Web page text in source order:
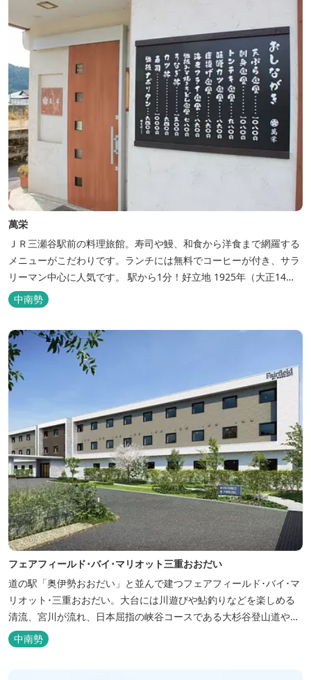
萬栄
ＪＲ三瀬谷駅前の料理旅館。寿司や鰻、和食から洋食まで網羅する
メニューがこだわりです。ランチには無料でコーヒーが付き、サラ
リーマン中心に人気です。 駅から1分！好立地 1925年（大正14
年）に開業した歴史ある旅館。JR三瀬谷駅から徒歩一分と好立地の
場所にあり、大変便利です。 部屋数は11室、大広間が2部屋。少人
品数...
中南勢
フェアフィールド･バイ･マリオット三重おおだい
道の駅「奥伊勢おおだい」と並んで建つフェアフィールド･バイ･マ
リオット･三重おおだい。大台には川遊びや鮎釣りなどを楽しめる
清流、宮川が流れ、日本屈指の峡谷コースである大杉谷登山道や、
登山初心者から楽しめる総門山など、表情豊かな山々が連なりま
す。 日本の滝百選に選ばれている七ッ釜滝など、大自然が作り出す
中南勢